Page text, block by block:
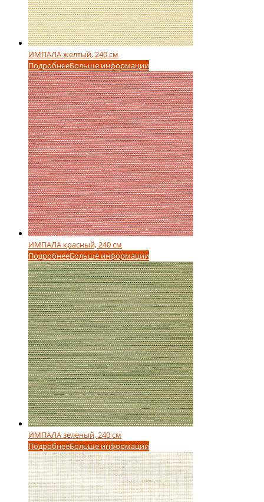
ИМПАЛА желтый, 240 см
ПодробнееБольше информации
ИМПАЛА красный, 240 см
ПодробнееБольше информации
ИМПАЛА зеленый, 240 см
ПодробнееБольше информации